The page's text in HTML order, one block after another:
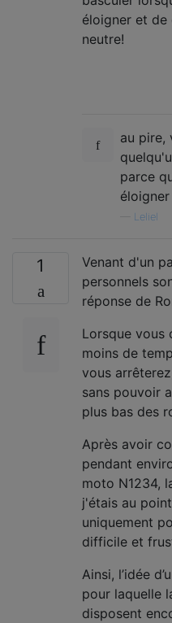
éloigner et de
neutre!
au pire,
parce
Leliel
1
Venant d'un
personnels
réponse de
Lorsque vous
moins de
vous
sans pouvoir
plus bas des
Après avoir
pendant
moto N1234,
j'étais au
uniquement
difficile et
Ainsi, l’idée
pour laquelle
disposent